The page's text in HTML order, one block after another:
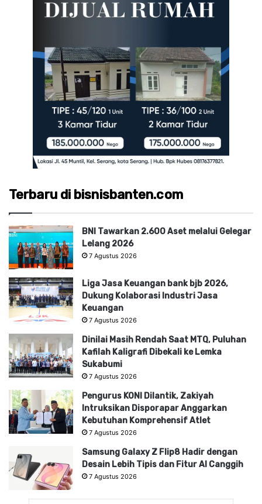
Terbaru di bisnisbanten.com
BNI Tawarkan 2.600 Aset melalui Gelegar
Lelang 2026
7 Agustus 2026
Liga Jasa Keuangan bank bjb 2026,
Dukung Kolaborasi Industri Jasa
Keuangan
7 Agustus 2026
Dinilai Masih Rendah Saat MTQ, Puluhan
Kafilah Kaligrafi Dibekali ke Lemka
Sukabumi
7 Agustus 2026
Pengurus KONI Dilantik, Zakiyah
Intruksikan Disporapar Anggarkan
Kebutuhan Komprehensif Atlet
7 Agustus 2026
Samsung Galaxy Z Flip8 Hadir dengan
Desain Lebih Tipis dan Fitur AI Canggih
7 Agustus 2026